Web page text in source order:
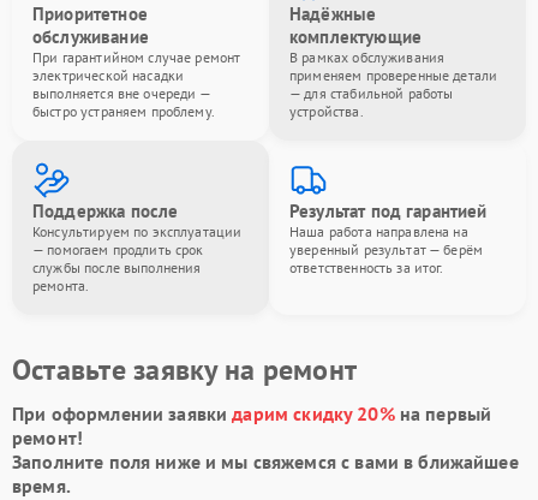
Приоритетное
обслуживание
При гарантийном случае ремонт
электрической насадки
выполняется вне очереди —
быстро устраняем проблему.
Надёжные
комплектующие
В рамках обслуживания
применяем проверенные детали
— для стабильной работы
устройства.
Поддержка после
Консультируем по эксплуатации
— помогаем продлить срок
службы после выполнения
ремонта.
Результат под гарантией
Наша работа направлена на
уверенный результат — берём
ответственность за итог.
Оставьте заявку на ремонт
При оформлении заявкидарим скидку 20%на первый
ремонт!
Заполните поля ниже и мы свяжемся с вами в ближайшее
время.